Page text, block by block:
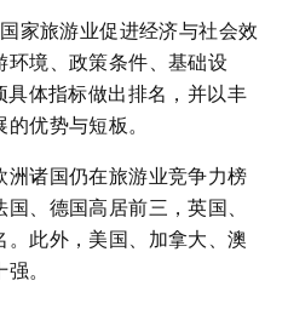
家旅游业促进经济与社会效
环境、政策条件、基础设
具体指标做出排名，并以丰
优势与短板。
诸国仍在旅游业竞争力榜
、德国高居前三，英国、
此外，美国、加拿大、澳
。